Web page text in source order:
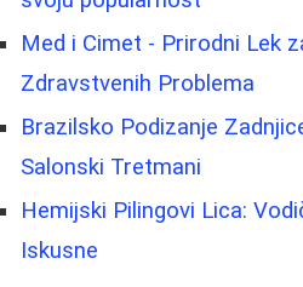
Med i Cimet - Prirodni Lek
Zdravstvenih Problema
Brazilsko Podizanje
Salonski Tretmani
Hemijski Pilingovi Lica:
Iskusne